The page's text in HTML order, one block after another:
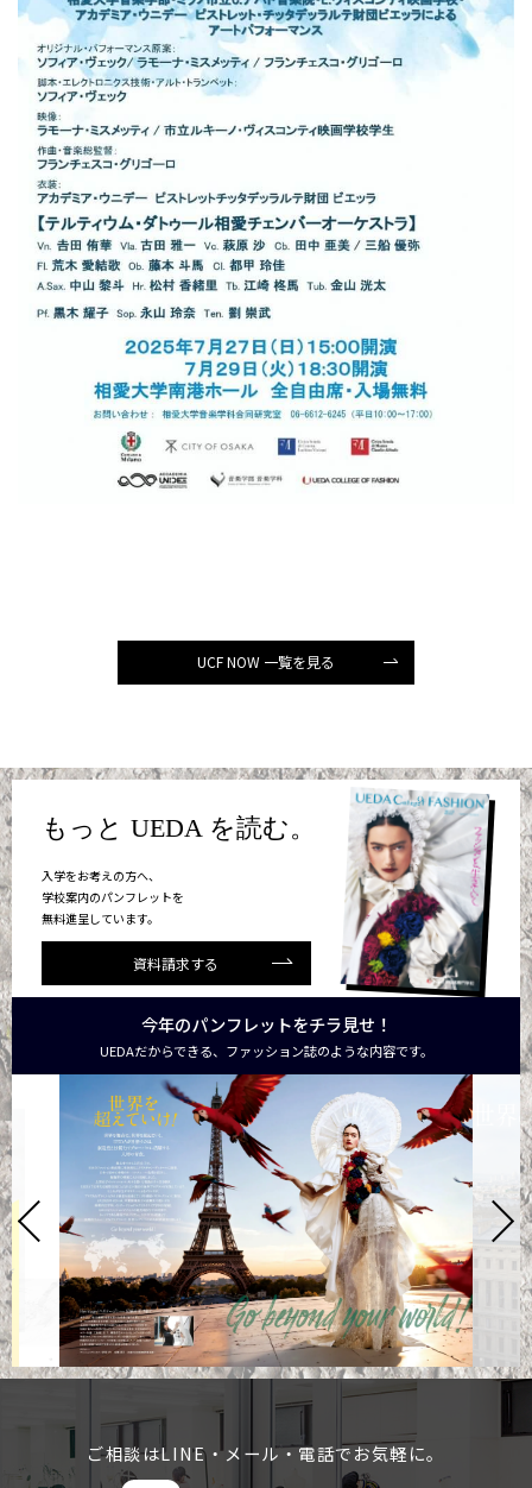
UCF NOW 一覧を見る
もっと UEDA を読む。
入学をお考えの方へ、
学校案内のパンフレットを
無料進呈しています。
資料請求する
今年のパンフレットをチラ見せ！
UEDAだからできる、ファッション誌のような内容です。
ご相談はLINE・メール・電話でお気軽に。